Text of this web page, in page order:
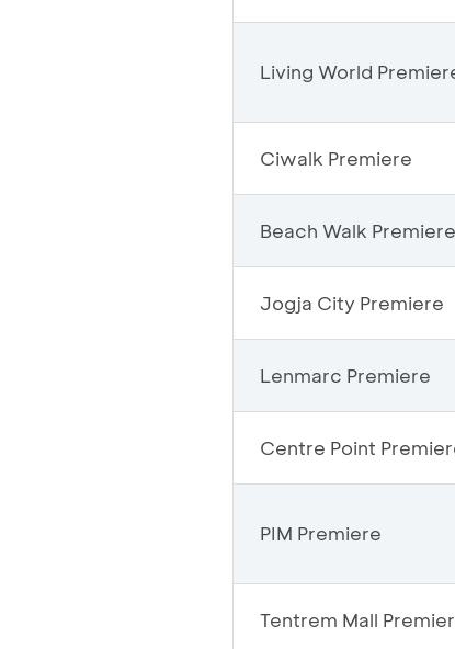
Living World
Ciwalk Premiere
Beach Walk Premiere
Jogja City Premiere
Lenmarc Premiere
Centre Point
PIM Premiere
Tentrem Mall